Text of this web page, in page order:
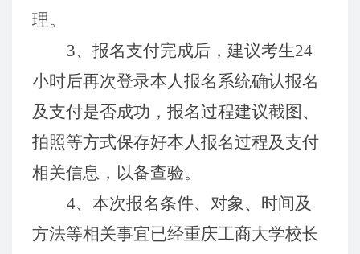
理。
3、报名支付完成后，建议考生24
小时后再次登录本人报名系统确认报名
及支付是否成功，报名过程建议截图、
拍照等方式保存好本人报名过程及支付
相关信息，以备查验。
4、本次报名条件、对象、时间及
方法等相关事宜已经重庆工商大学校长